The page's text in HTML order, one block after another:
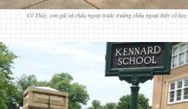
Cô Thủy, con gái và cháu ngoại trước trường cháu ngoại thầy cô học.